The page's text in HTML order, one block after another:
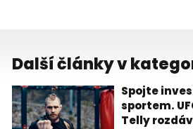
Další články v
Spojte
sportem.
Telly